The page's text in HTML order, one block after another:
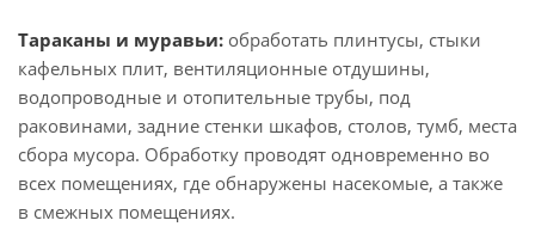
Тараканы и муравьи: обработать плинтусы, стыки
кафельных плит, вентиляционные отдушины,
водопроводные и отопительные трубы, под
раковинами, задние стенки шкафов, столов, тумб, места
сбора мусора. Обработку проводят одновременно во
всех помещениях, где обнаружены насекомые, а также
в смежных помещениях.